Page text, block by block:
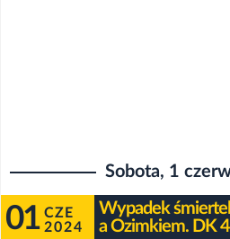
Sobota, 1
01 CZE
2024
Wypadek
a Ozimkiem. DK